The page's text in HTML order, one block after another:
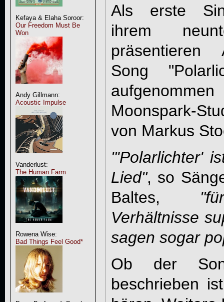
Kefaya & Elaha Soroor:
Our Freedom Must Be
Won
Andy Gillmann:
Acoustic Impulse
Vanderlust:
The Human Farm
Rowena Wise:
Bad Things Feel Good*
Als erste
ihrem
präsentieren
Song
Moonspark-
von Markus
"'Polarlichter'
Lied", so
Baltes,
Verhältnisse
sagen sogar
Ob der
beschrieben